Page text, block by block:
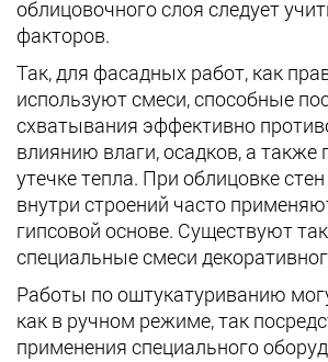
облицовочного слоя следует
факторов.
Так, для фасадных работ, как
используют смеси, способные
схватывания эффективно
влиянию влаги, осадков, а также
утечке тепла. При облицовке
внутри строений часто
гипсовой основе. Существуют
специальные смеси
Работы по оштукатуриванию
как в ручном режиме, так
применения специального